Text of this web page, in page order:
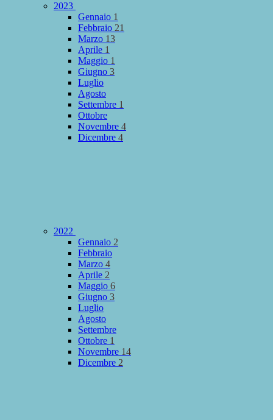
2023
Gennaio 1
Febbraio 21
Marzo 13
Aprile 1
Maggio 1
Giugno 3
Luglio
Agosto
Settembre 1
Ottobre
Novembre 4
Dicembre 4
2022
Gennaio 2
Febbraio
Marzo 4
Aprile 2
Maggio 6
Giugno 3
Luglio
Agosto
Settembre
Ottobre 1
Novembre 14
Dicembre 2